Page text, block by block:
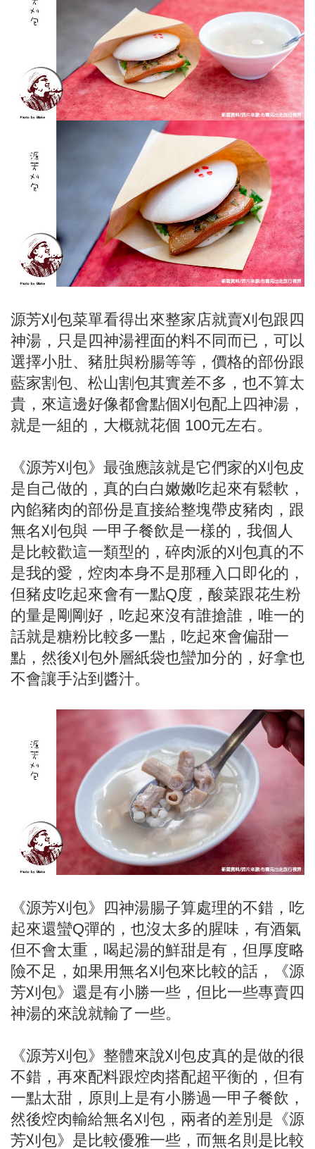
源芳刈包菜單看得出來整家店就賣刈包跟四
神湯，只是四神湯裡面的料不同而已，可以
選擇小肚、豬肚與粉腸等等，價格的部份跟
藍家割包、松山割包其實差不多，也不算太
貴，來這邊好像都會點個刈包配上四神湯，
就是一組的，大概就花個 100元左右。
《源芳刈包》最強應該就是它們家的刈包皮
是自己做的，真的白白嫩嫩吃起來有鬆軟，
內餡豬肉的部份是直接給整塊帶皮豬肉，跟
無名刈包與 一甲子餐飲是一樣的，我個人
是比較歡這一類型的，碎肉派的刈包真的不
是我的愛，焢肉本身不是那種入口即化的，
但豬皮吃起來會有一點Q度，酸菜跟花生粉
的量是剛剛好，吃起來沒有誰搶誰，唯一的
話就是糖粉比較多一點，吃起來會偏甜一
點，然後刈包外層紙袋也蠻加分的，好拿也
不會讓手沾到醬汁。
《源芳刈包》四神湯腸子算處理的不錯，吃
起來還蠻Q彈的，也沒太多的腥味，有酒氣
但不會太重，喝起湯的鮮甜是有，但厚度略
險不足，如果用無名刈包來比較的話，《源
芳刈包》還是有小勝一些，但比一些專賣四
神湯的來說就輸了一些。
《源芳刈包》整體來說刈包皮真的是做的很
不錯，再來配料跟焢肉搭配超平衡的，但有
一點太甜，原則上是有小勝過一甲子餐飲，
然後焢肉輸給無名刈包，兩者的差別是《源
芳刈包》是比較優雅一些，而無名則是比較